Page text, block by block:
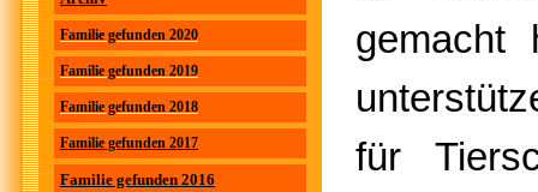
Familie gefunden 2020
Familie gefunden 2019
Familie gefunden 2018
Familie gefunden 2017
Familie gefunden 2016
für